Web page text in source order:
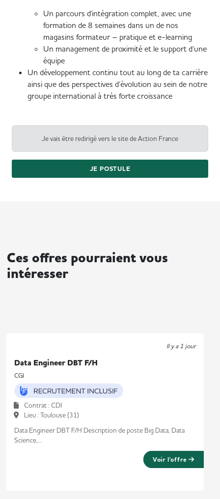
Un parcours d'intégration complet, avec une
formation de 8 semaines dans un de nos
magasins formateur – pratique et e-learning
Un management de proximité et le support d’une
équipe
Un développement continu tout au long de ta carrière
ainsi que des perspectives d’évolution au sein de notre
groupe international à très forte croissance
Je vais être redirigé vers le site de Action France
JE POSTULE
Ces offres pourraient vous
intéresser
Il y a 1 jour
Data Engineer DBT F/H
CGI
Contrat : CDI
Lieu : Toulouse (31)
Data Engineer DBT F/H Description de poste Big Data, Data
Science,...
Voir l'offre